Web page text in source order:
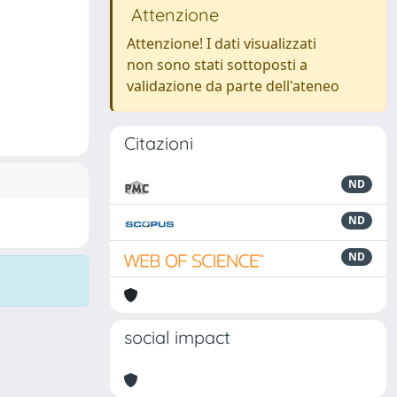
Attenzione
Attenzione! I dati visualizzati
non sono stati sottoposti a
validazione da parte dell'ateneo
Citazioni
ND
ND
ND
social impact